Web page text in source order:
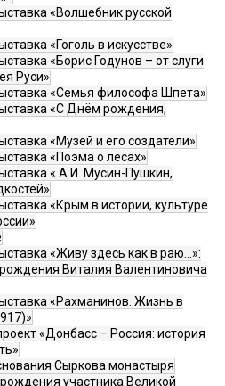
«Волшебник русской
«Гоголь в искусстве»
«Борис Годунов – от слуги
Руси»
«Семья философа Шпета»
«С Днём рождения,
«Музей и его создатели»
«Поэма о лесах»
« А.И. Мусин-Пушкин,
«Крым в истории, культуре
«Живу здесь как в раю…»:
Виталия Валентиновича
«Рахманинов. Жизнь в
«Донбасс – Россия: история
Сыркова монастыря
участника Великой